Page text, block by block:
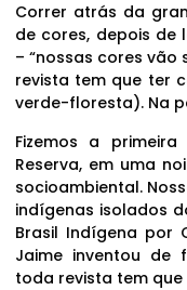
Correr atrás da
de cores, depois de
– “nossas cores
revista tem que ter
verde-floresta). Na
Fizemos a
Reserva, em uma
socioambiental.
indígenas isolados
Brasil Indígena por
Jaime inventou de
toda revista tem que